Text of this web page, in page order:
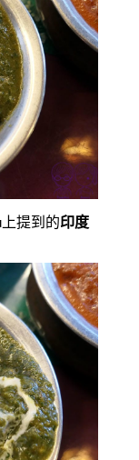
提到的印度